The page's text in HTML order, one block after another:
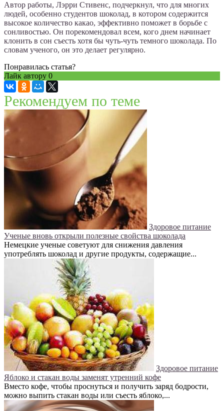
Автор работы, Лэрри Стивенс, подчеркнул, что для многих
людей, особенно студентов шоколад, в котором содержится
высокое количество какао, эффективно поможет в борьбе с
сонливостью. Он порекомендовал всем, кого днем начинает
клонить в сон съесть хотя бы чуть-чуть темного шоколада. По
словам ученого, он это делает регулярно.
Понравилась статья?
Лайк автору 0
Рекомендуем по теме
Здоровое питание
Ученые вновь открыли полезные свойства шоколада
Немецкие ученые советуют для снижения давления
употреблять шоколад и другие продукты, содержащие...
Здоровое питание
Яблоко и стакан воды заменят утренний кофе
Вместо кофе, чтобы проснуться и получить заряд бодрости,
можно выпить стакан воды или съесть яблоко,...